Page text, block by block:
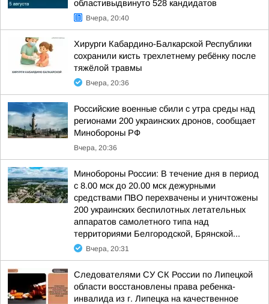
областивыдвинуто 528 кандидатов
Вчера, 20:40
Хирурги Кабардино-Балкарской Республики
сохранили кисть трехлетнему ребёнку после
тяжёлой травмы
Вчера, 20:36
Российские военные сбили с утра среды над
регионами 200 украинских дронов, сообщает
Минобороны РФ
Вчера, 20:36
Минобороны России: В течение дня в период
с 8.00 мск до 20.00 мск дежурными
средствами ПВО перехвачены и уничтожены
200 украинских беспилотных летательных
аппаратов самолетного типа над
территориями Белгородской, Брянской...
Вчера, 20:31
Следователями СУ СК России по Липецкой
области восстановлены права ребенка-
инвалида из г. Липецка на качественное